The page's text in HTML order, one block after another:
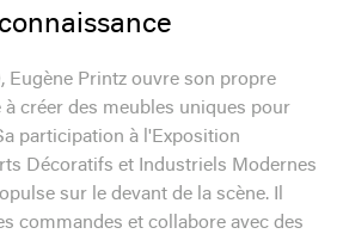
Eugène Printz ouvre son propre
créer des meubles uniques pour
participation à l'Exposition
Décoratifs et Industriels Modernes
sur le devant de la scène. Il
commandes et collabore avec des